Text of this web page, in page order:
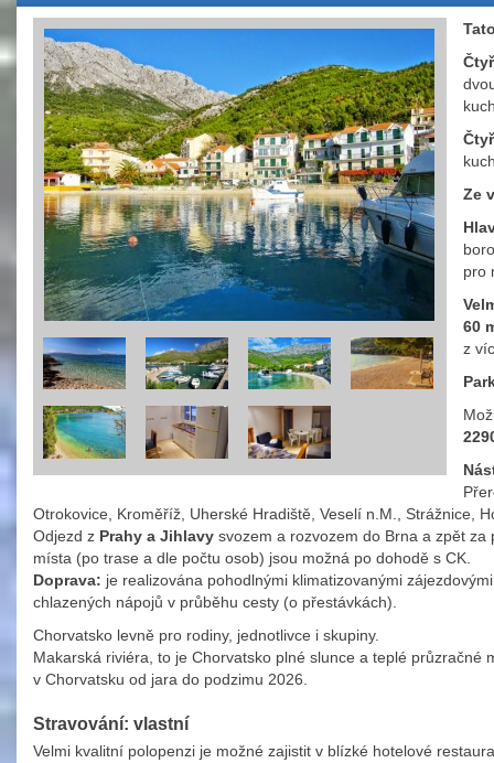
Ze
pro
60
z
Otrokovice, Kroměříž, Uherské Hradiště, Veselí n.M., Strážnice,
Odjezd z Prahy a Jihlavy svozem a rozvozem do Brna a zpět
místa (po trase a dle počtu osob) jsou možná po dohodě s CK.
Doprava: je realizována pohodlnými klimatizovanými
chlazených nápojů v průběhu cesty (o přestávkách).
Chorvatsko levně pro rodiny, jednotlivce i skupiny.
Makarská riviéra, to je Chorvatsko plné slunce a teplé
v Chorvatsku od jara do podzimu 2026.
Stravování: vlastní
Velmi kvalitní polopenzi je možné zajistit v blízké hotelové